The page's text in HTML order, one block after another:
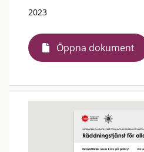
2023
Öppna dokument